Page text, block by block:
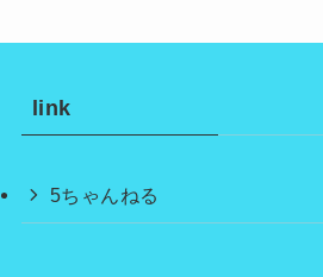
link
5ちゃんねる